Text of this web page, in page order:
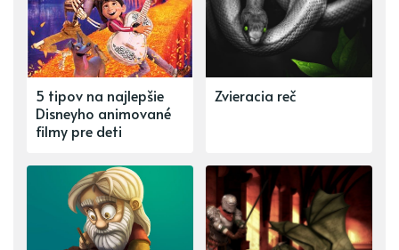
5 tipov na najlepšie
Disneyho animované
filmy pre deti
Zvieracia reč